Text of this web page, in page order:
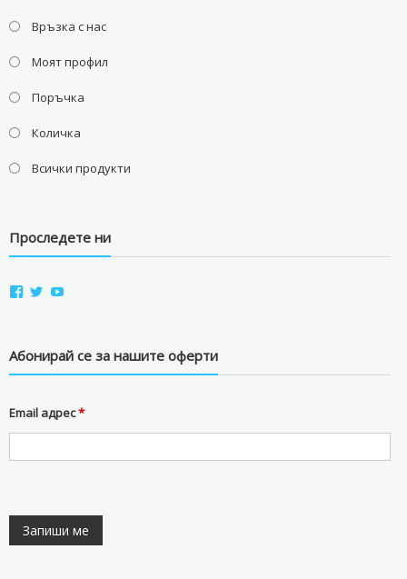
Връзка с нас
Моят профил
Поръчка
Количка
Всички продукти
Проследете ни
View
Facebook
View
Twitter
View
YouTube
Абонирай се за нашите оферти
Email адрес*